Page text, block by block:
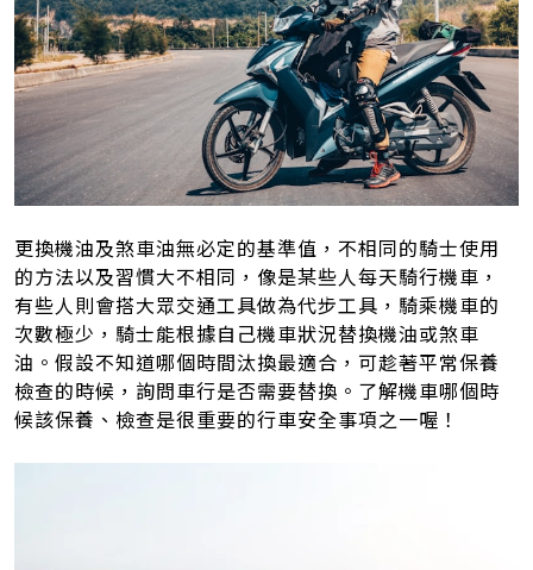
更換機油及煞車油無必定的基準值，不相同的騎士使用
的方法以及習慣大不相同，像是某些人每天騎行機車，
有些人則會搭大眾交通工具做為代步工具，騎乘機車的
次數極少，騎士能根據自己機車狀況替換機油或煞車
油。假設不知道哪個時間汰換最適合，可趁著平常保養
檢查的時候，詢問車行是否需要替換。了解機車哪個時
候該保養、檢查是很重要的行車安全事項之一喔！